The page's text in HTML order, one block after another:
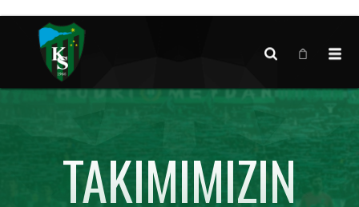
TAKIMIMIZIN